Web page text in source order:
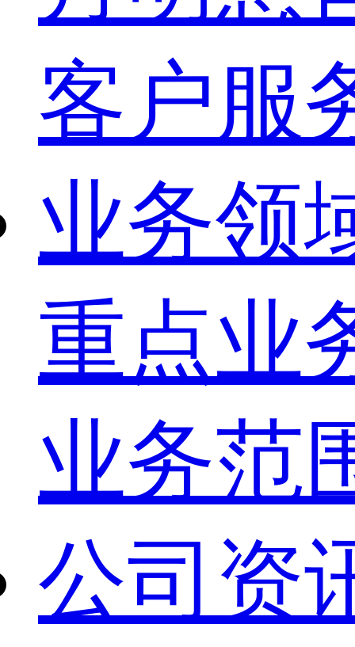
客户服
业务领
重点业
业务范
公司资